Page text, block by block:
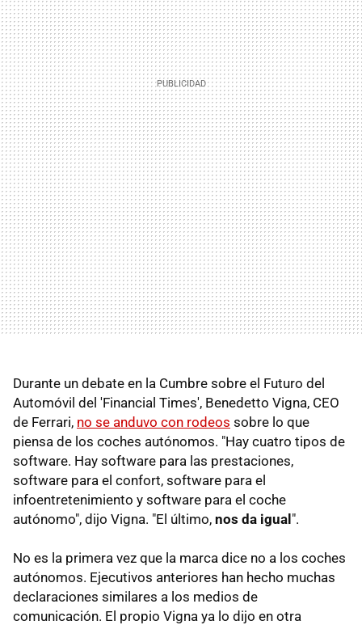
Durante un debate en la Cumbre sobre el Futuro del
Automóvil del 'Financial Times', Benedetto Vigna, CEO
de Ferrari, no se anduvo con rodeos sobre lo que
piensa de los coches autónomos. "Hay cuatro tipos de
software. Hay software para las prestaciones,
software para el confort, software para el
infoentretenimiento y software para el coche
autónomo", dijo Vigna. "El último, nos da igual".
No es la primera vez que la marca dice no a los coches
autónomos. Ejecutivos anteriores han hecho muchas
declaraciones similares a los medios de
comunicación. El propio Vigna ya lo dijo en otra